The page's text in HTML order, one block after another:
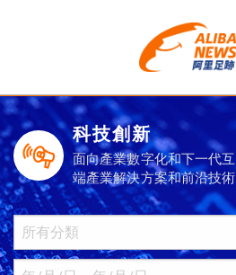
科技創新
面向產業數字化和下一代
端產業解決方案和前沿技